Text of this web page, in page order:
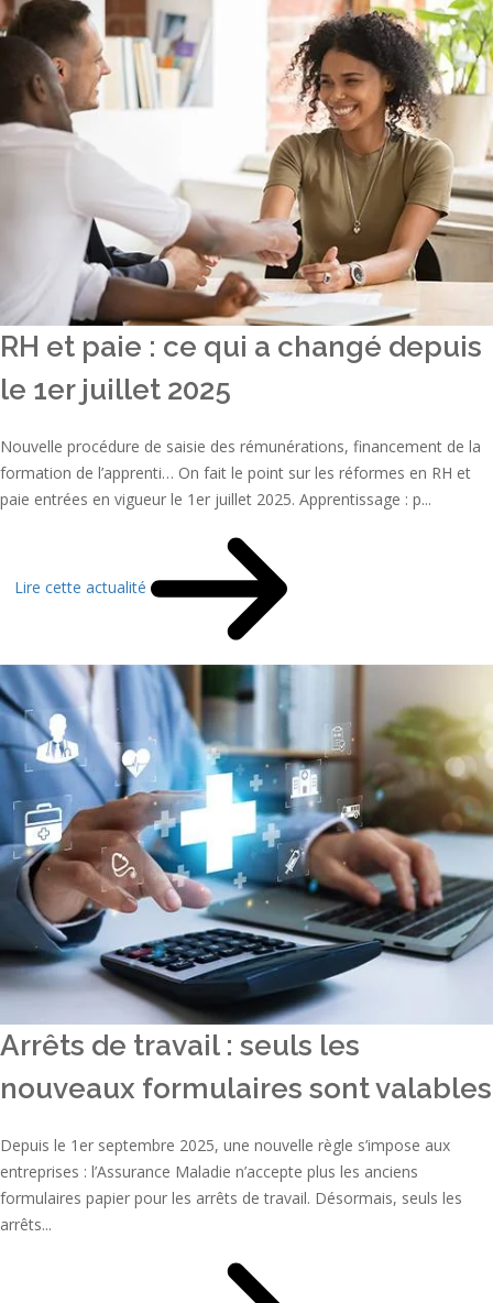
RH et paie : ce qui a changé depuis
le 1er juillet 2025
Nouvelle procédure de saisie des rémunérations, financement de la
formation de l’apprenti… On fait le point sur les réformes en RH et
paie entrées en vigueur le 1er juillet 2025. Apprentissage : p...
Lire cette actualité
Arrêts de travail : seuls les
nouveaux formulaires sont valables
Depuis le 1er septembre 2025, une nouvelle règle s’impose aux
entreprises : l’Assurance Maladie n’accepte plus les anciens
formulaires papier pour les arrêts de travail. Désormais, seuls les
arrêts...